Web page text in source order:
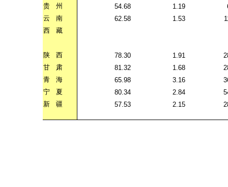
贵
州 54.68 1.19
云
南 62.58 1.53
西
藏
陕 西 78.30 1.91
甘
肃 81.32 1.68
青
海 65.98 3.16
宁
夏 80.34 2.84
新
疆 57.53 2.15